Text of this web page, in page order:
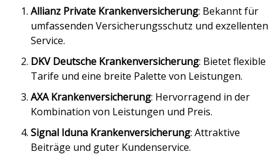
Allianz Private Krankenversicherung: Bekannt für
umfassenden Versicherungsschutz und exzellenten
Service.
DKV Deutsche Krankenversicherung: Bietet flexible
Tarife und eine breite Palette von Leistungen.
AXA Krankenversicherung: Hervorragend in der
Kombination von Leistungen und Preis.
Signal Iduna Krankenversicherung: Attraktive
Beiträge und guter Kundenservice.